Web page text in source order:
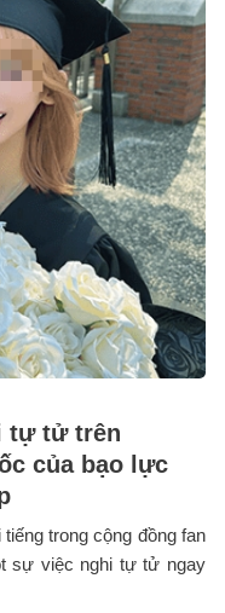
tự tử trên
của bạo lực
trong cộng đồng fan
sự việc nghi tự tử ngay